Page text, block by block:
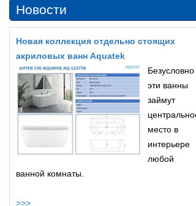
Новости
Новая коллекция отдельно стоящих
акриловых ванн Aquatek
Безусловно
эти ванны
займут
место в
интерьере
любой
ванной комнаты.
>>>